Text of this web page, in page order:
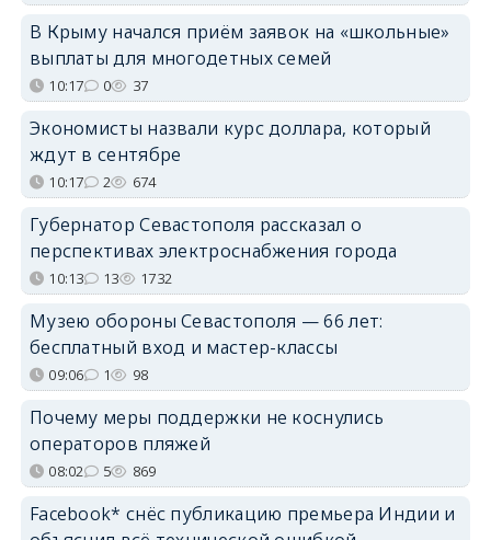
В Крыму начался приём заявок на «школьные»
выплаты для многодетных семей
10:17 0 37
Экономисты назвали курс доллара, который
ждут в сентябре
10:17 2 674
Губернатор Севастополя рассказал о
перспективах электроснабжения города
10:13 13 1732
Музею обороны Севастополя — 66 лет:
бесплатный вход и мастер-классы
09:06 1 98
Почему меры поддержки не коснулись
операторов пляжей
08:02 5 869
Facebook* снёс публикацию премьера Индии и